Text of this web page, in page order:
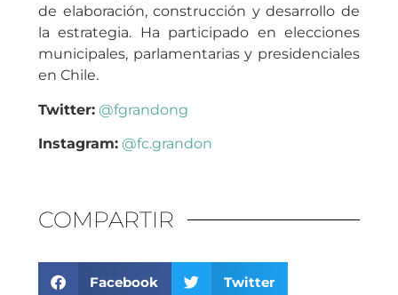
de elaboración, construcción y desarrollo de
la estrategia. Ha participado en elecciones
municipales, parlamentarias y presidenciales
en Chile.
Twitter: @fgrandong
Instagram: @fc.grandon
COMPARTIR
Facebook Twitter